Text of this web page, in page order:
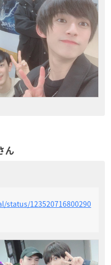
ん
status/123520716800290